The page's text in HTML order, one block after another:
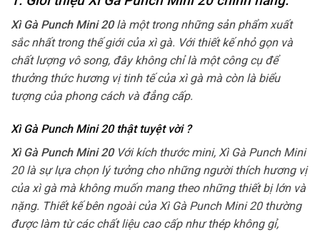
Xì Gà Punch Mini 20là một trong những sản phẩm xuất
sắc nhất trong thế giới của xì gà. Với thiết kế nhỏ gọn và
chất lượng vô song, đây không chỉ là một công cụ để
thưởng thức hương vị tinh tế của xì gà mà còn là biểu
tượng của phong cách và đẳng cấp.
Xì Gà Punch Mini 20 thật tuyệt vời ?
Xì Gà Punch Mini 20 Với kích thước mini, Xì Gà Punch Mini
20 là sự lựa chọn lý tưởng cho những người thích hương vị
của xì gà mà không muốn mang theo những thiết bị lớn và
nặng. Thiết kế bên ngoài của Xì Gà Punch Mini 20 thường
được làm từ các chất liệu cao cấp như thép không gỉ,